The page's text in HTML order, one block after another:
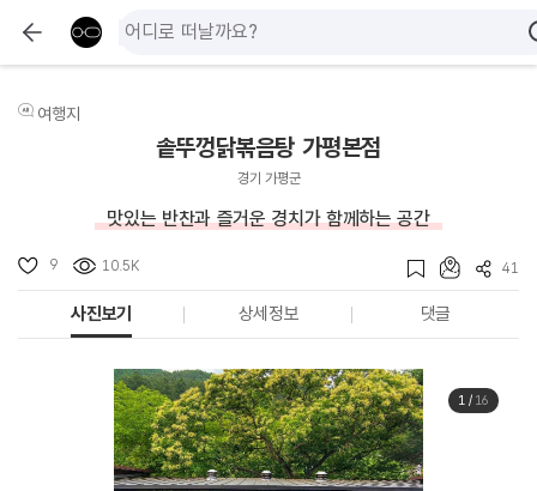
여행지
솥뚜껑닭볶음탕 가평본점
경기 가평군
맛있는 반찬과 즐거운 경치가 함께하는 공간
9 10.5K 41
사진보기 상세정보 댓글
1/ 16